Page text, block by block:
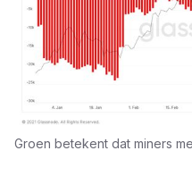
Groen betekent dat miners